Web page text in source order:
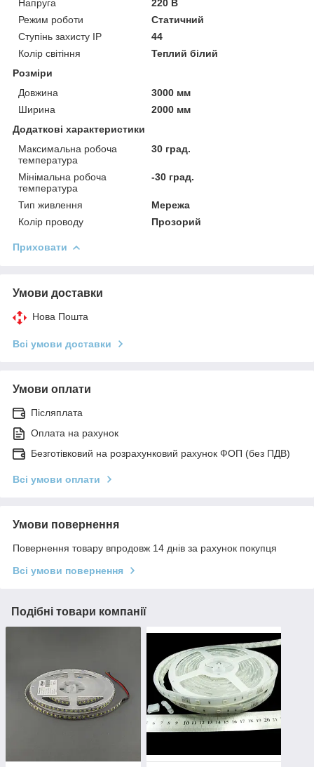
Напруга
220 В
Режим роботи
Статичний
Ступінь захисту IP
44
Колір світіння
Теплий білий
Розміри
Довжина
3000 мм
Ширина
2000 мм
Додаткові характеристики
Максимальна робоча
температура
30 град.
Мінімальна робоча
температура
-30 град.
Тип живлення
Мережа
Колір проводу
Прозорий
Приховати
Умови доставки
Нова Пошта
Всі умови доставки
Умови оплати
Післяплата
Оплата на рахунок
Безготівковий на розрахунковий рахунок ФОП (без ПДВ)
Всі умови оплати
Умови повернення
Повернення товару впродовж 14 днів за рахунок покупця
Всі умови повернення
Подібні товари компанії